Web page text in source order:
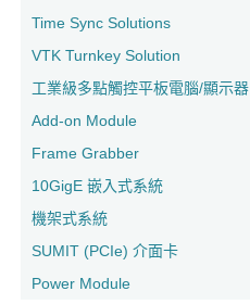
Time Sync Solutions
VTK Turnkey Solution
工業級多點觸控平板電腦/顯示器
Add-on Module
Frame Grabber
10GigE 嵌入式系統
機架式系統
SUMIT (PCIe) 介面卡
Power Module